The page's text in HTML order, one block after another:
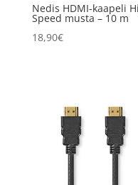
Nedis HDMI-kaapeli
Speed musta – 10 m
18,90€